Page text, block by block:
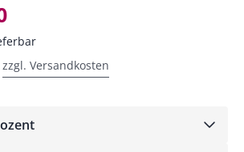
zzgl. Versandkosten